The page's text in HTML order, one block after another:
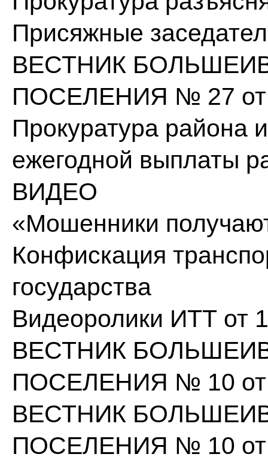
Присяжные
ВЕСТНИК
ПОСЕЛЕНИЯ № 27 от
Прокуратура района
ежегодной выплаты
ВИДЕО
«Мошенники
Конфискация
государства
Видеоролики ИТТ от
ВЕСТНИК
ПОСЕЛЕНИЯ № 10 от
ВЕСТНИК
ПОСЕЛЕНИЯ № 10 от